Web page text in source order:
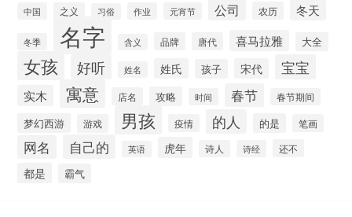
中国 之义 习俗 作业 元宵节 公司 农历 冬天
冬季 名字 含义 品牌 唐代 喜马拉雅 大全
女孩 好听 姓名 姓氏 孩子 宋代 宝宝
实木 寓意 店名 攻略 时间 春节 春节期间
梦幻西游 游戏 男孩 疫情 的人 的是 笔画
网名 自己的 英语 虎年 诗人 诗经 还不
都是 霸气